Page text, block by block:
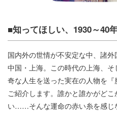
■知ってほしい、1930～40
国内外の世情が不安定な中、諸
中国・上海。この時代の上海、
奇な人生を送った実在の人物を
ご紹介します。誰かと誰かがど
い……そんな運命の赤い糸を感じ